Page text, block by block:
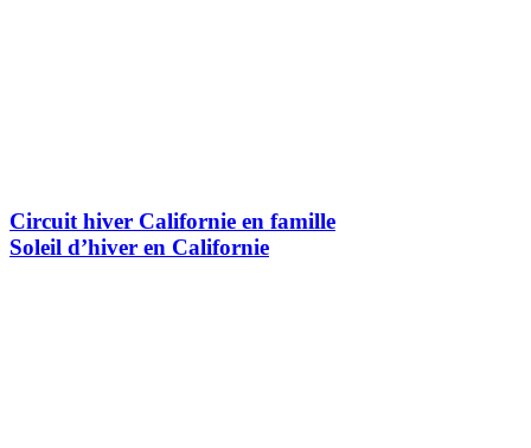
Circuit hiver Californie en famille
Soleil d’hiver en Californie